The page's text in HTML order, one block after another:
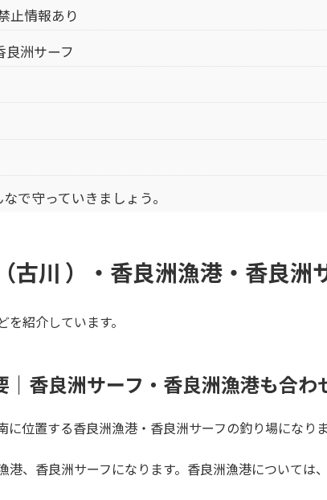
止情報あり
洲サーフ
で守っていきましょう。
古川 ）・香良洲漁港・香良洲
紹介しています。
香良洲サーフ・香良洲漁港も合わ
位置する香良洲漁港・香良洲サーフの釣り場になり
、香良洲サーフになります。香良洲漁港については